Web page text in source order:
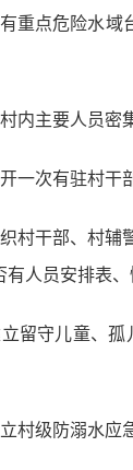
重点危险水域
内主要人员密
一次有驻村干
村干部、村辅
有人员安排表
留守儿童、孤
村级防溺水应